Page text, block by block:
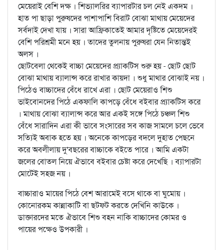
মেয়েরাই বেশি দক্ষ । শিভ্যালরির ব্যাপারটার চল নেই একদম ।
হাত পা ছাড়া পুরুষদের পাশাপাশি বিরাট বোঝা মাথায় মেয়েদের
সর্বদাই দেখা যায় । সারা আফ্রিকাতেই আমার দৃষ্টিতে মেয়েদেরই
বেশি পরিশ্রমী মনে হয় । তাদের তুলনায় পুরুষরা যেন নিতান্তই
অলস ।
ছোটবেলা থেকেই বাচ্চা মেয়েদের প্র্যাকটিস শুরু হয় - ছোট ছোট
বোঝা মাথায় ব্যালান্স করে রাখার কায়দা । শুধু মাথার বোঝাই নয় ।
পিঠেও বাচ্চাদের বেঁধে রাখে এরা । ছোট মেয়েরাও শিশু
ভাইবোনদের পিঠে একফালি কাপড়ে বেঁধে বইবার প্র্যাকটিস করে
। মাথায় বোঝা ব্যালান্স করে আর একই সঙ্গে পিঠে চঞ্চল শিশু
বেঁধে সারাদিন এরা কী ভাবে সংসারের সব কাজ সামলে চলে ভেবে
সত্যিই অবাক হতে হয় । অনেকে কাপড়ের বদলে দুহাত পেছনে
করে অবলীলায় দু'বছরের বাচ্চাকে বইতে পারে । আমি একটা
জলের বোতল নিয়ে ঐভাবে বইবার চেষ্টা করে দেখেছি । ব্যাপারটা
মোটেই সহজ নয় ।
বাচ্চারাও মায়ের পিঠে বেশ আরামেই বসে থাকে বা ঘুমোয় ।
কোনোরকম কান্নাকাটি বা ছটফট করতে দেখিনি কাউকে ।
ডাক্তারদের মতে ঐভাবে শিশু বহন নাকি বাচ্চাদের কোমর ও
পায়ের পক্ষেও উপকারী ।